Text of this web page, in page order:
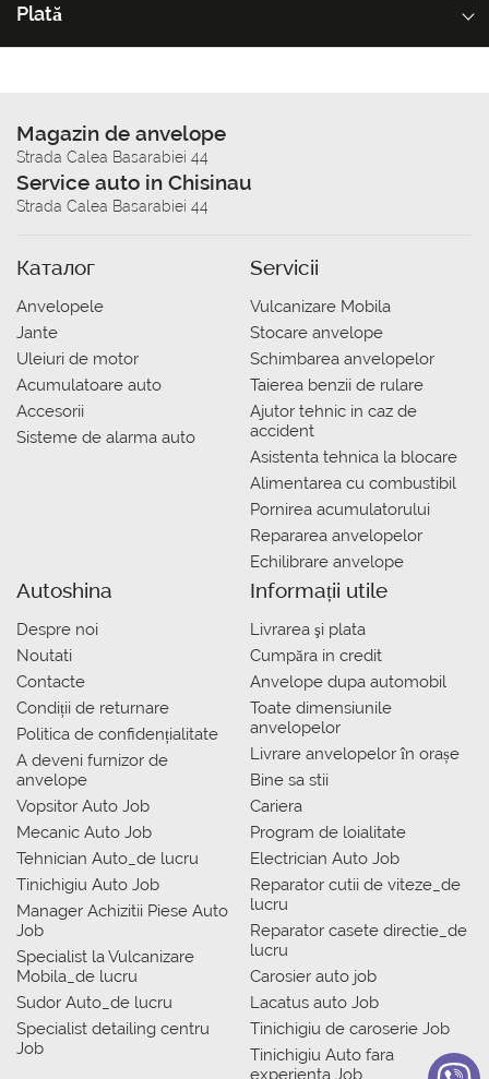
Plată
Magazin de anvelope
Strada Calea Basarabiei 44
Service auto in Chisinau
Strada Calea Basarabiei 44
Каталог
Anvelopele
Jante
Uleiuri de motor
Acumulatoare auto
Accesorii
Sisteme de alarma auto
Servicii
Vulcanizare Mobila
Stocare anvelope
Schimbarea anvelopelor
Taierea benzii de rulare
Ajutor tehnic in caz de
accident
Asistenta tehnica la blocare
Alimentarea cu combustibil
Pornirea acumulatorului
Repararea anvelopelor
Echilibrare anvelope
Autoshina
Despre noi
Noutati
Contacte
Condiții de returnare
Politica de confidențialitate
A deveni furnizor de
anvelope
Vopsitor Auto Job
Mecanic Auto Job
Tehnician Auto_de lucru
Tinichigiu Auto Job
Manager Achizitii Piese Auto
Job
Specialist la Vulcanizare
Mobila_de lucru
Sudor Auto_de lucru
Specialist detailing centru
Job
Informații utile
Livrarea şi plata
Сumpăra in credit
Anvelope dupa automobil
Toate dimensiunile
anvelopelor
Livrare anvelopelor în orașe
Bine sa stii
Cariera
Program de loialitate
Electrician Auto Job
Reparator cutii de viteze_de
lucru
Reparator casete directie_de
lucru
Carosier auto job
Lacatus auto Job
Tinichigiu de caroserie Job
Tinichigiu Auto fara
experienta Job